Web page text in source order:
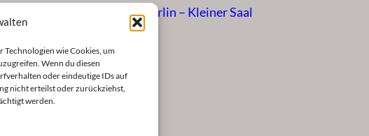
Technologien wie Cookies, um
Wenn du diesen
oder eindeutige IDs auf
nicht erteilst oder zurückziehst,
werden.
Saunders, Konzerthaus Berlin – Kleiner Saal